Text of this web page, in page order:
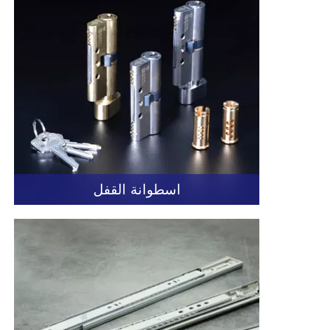
اسطوانة القفل